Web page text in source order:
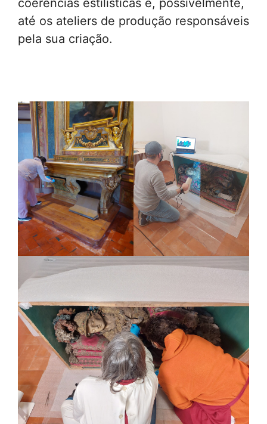
coerências estilísticas e, possivelmente,
até os ateliers de produção responsáveis
pela sua criação.